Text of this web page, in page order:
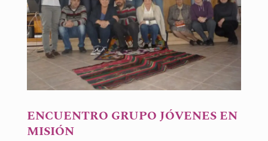
ENCUENTRO GRUPO JÓVENES EN
MISIÓN